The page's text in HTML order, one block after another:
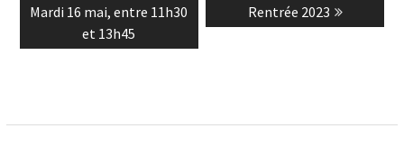
l’article
post:
Mardi 16 mai, entre 11h30
et 13h45
post:Rentrée 2023